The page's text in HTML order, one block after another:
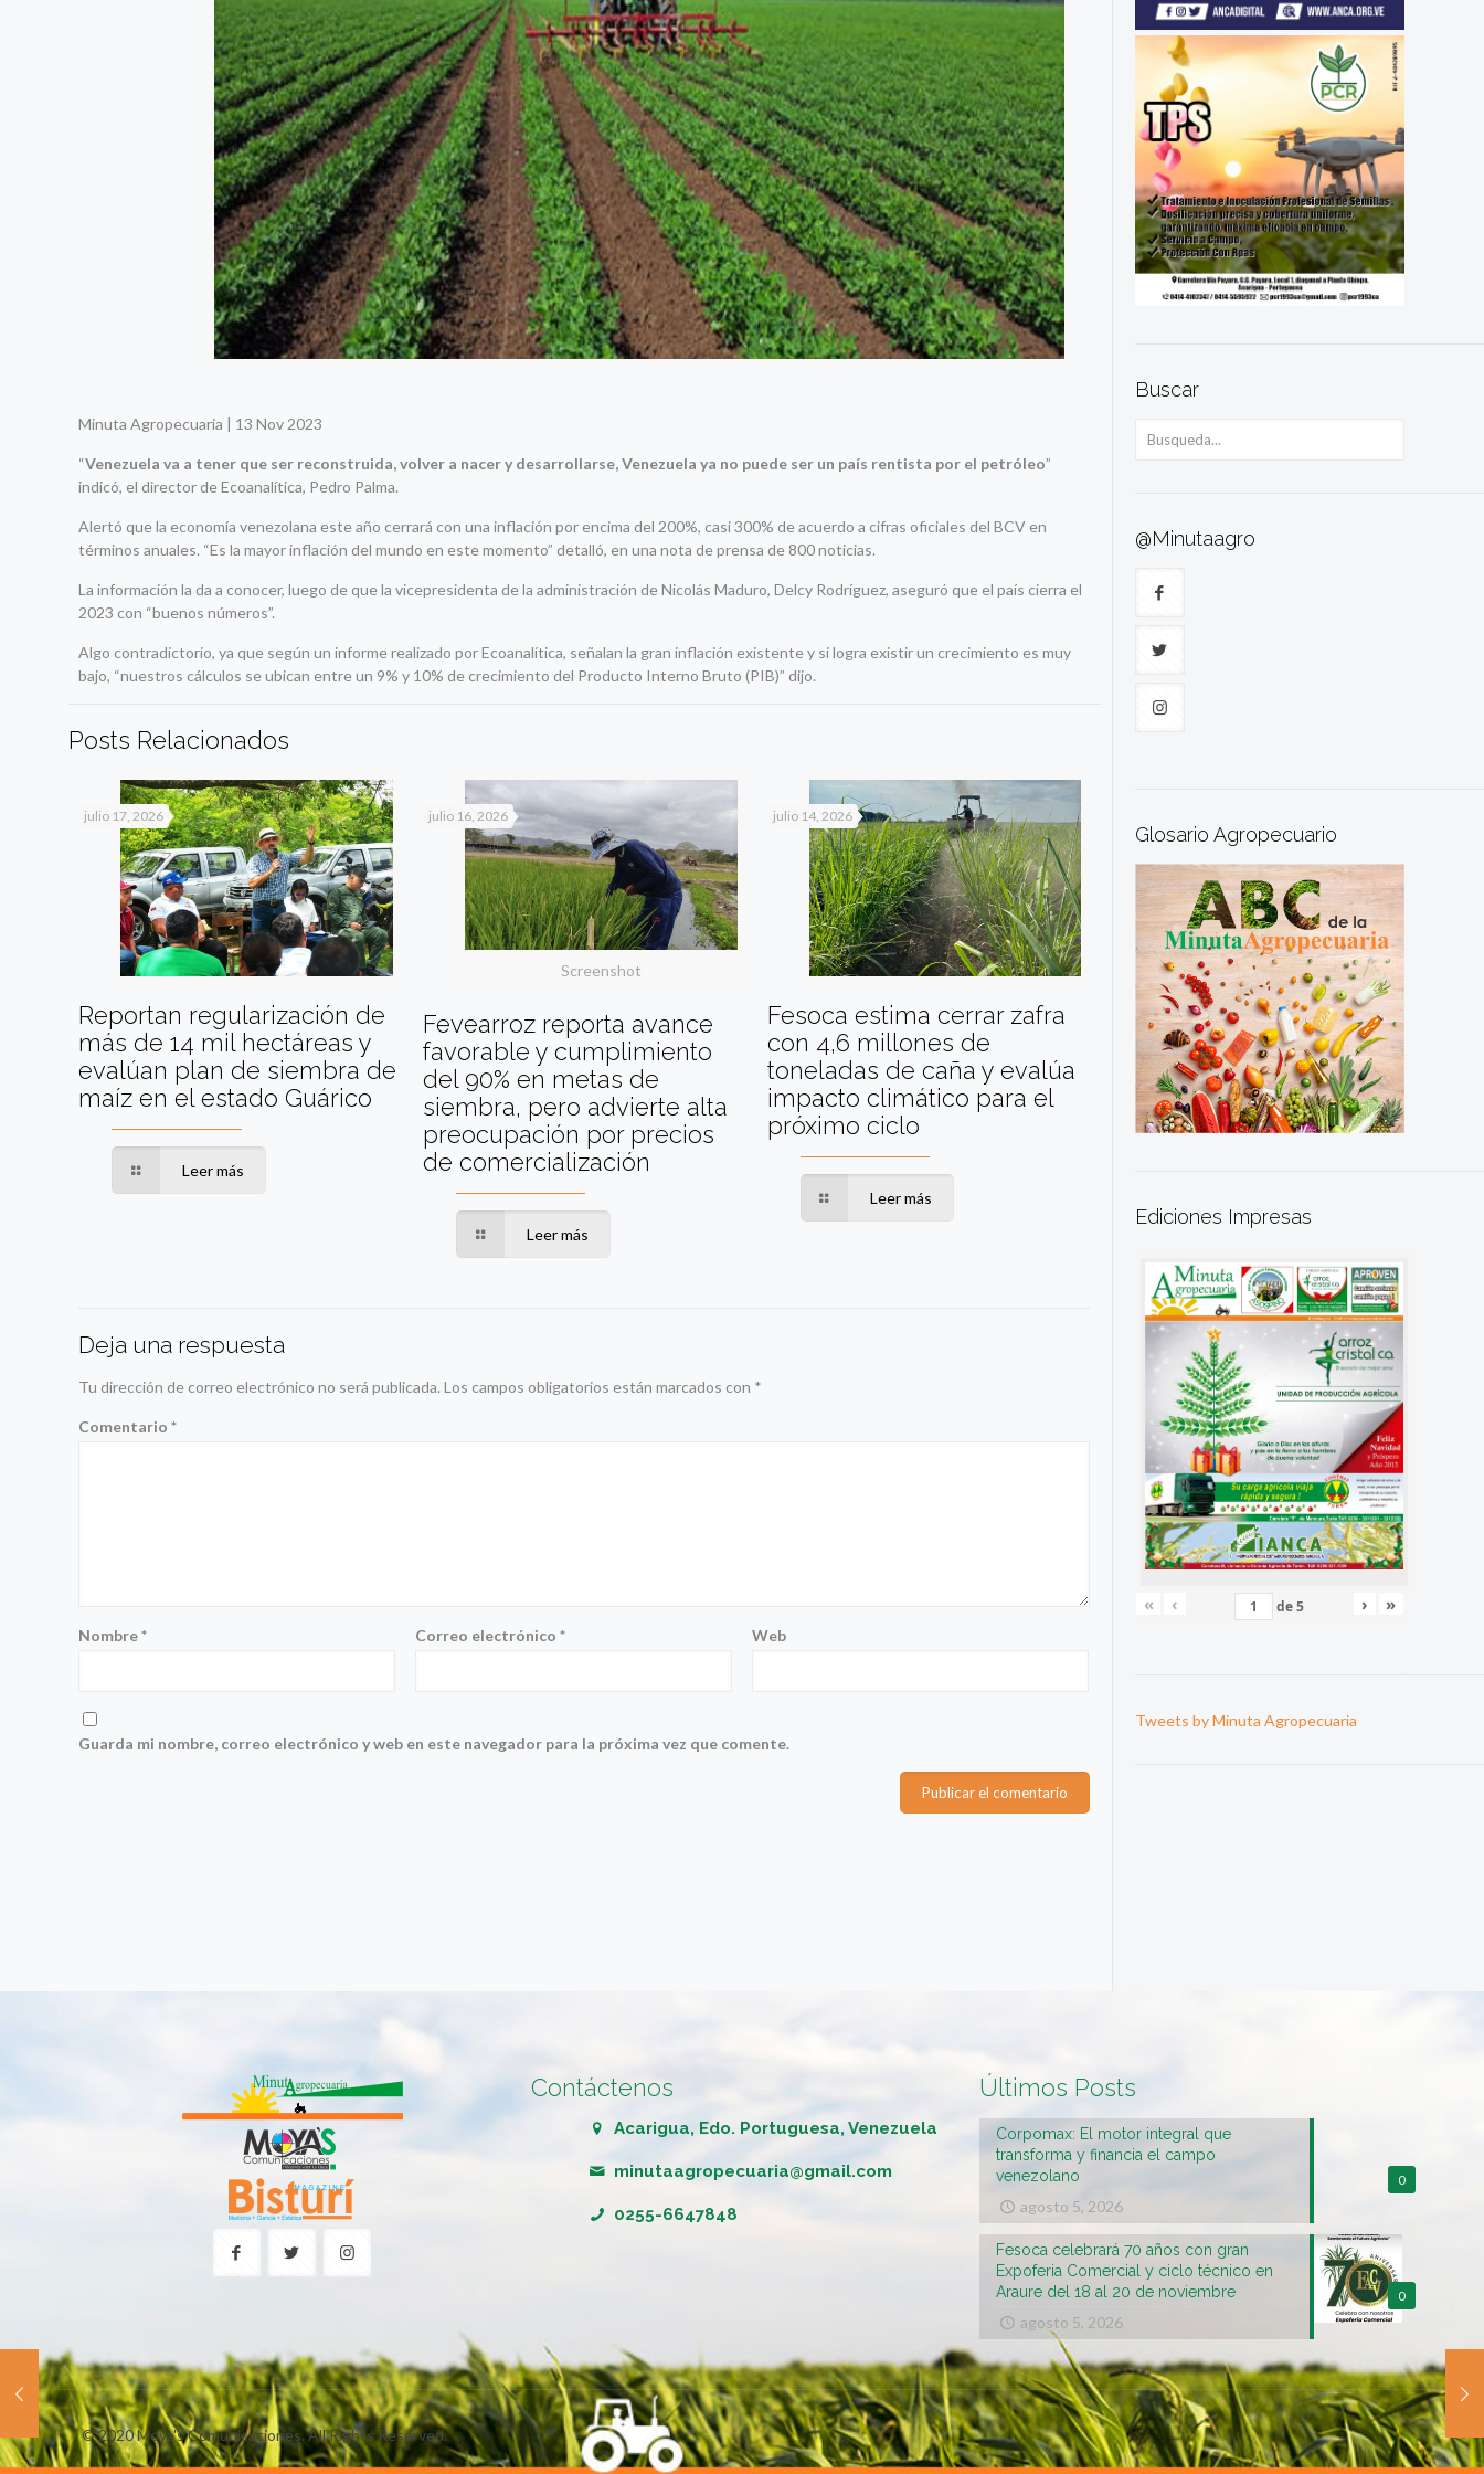
Minuta Agropecuaria | 13 Nov 2023
“Venezuela va a tener que ser reconstruida, volver a nacer y desarrollarse, Venezuela ya no puede ser un país rentista por el petróleo”
indicó, el director de Ecoanalítica, Pedro Palma.
Alertó que la economía venezolana este año cerrará con una inflación por encima del 200%, casi 300% de acuerdo a cifras oficiales del BCV en
términos anuales. “Es la mayor inflación del mundo en este momento” detalló, en una nota de prensa de 800 noticias.
La información la da a conocer, luego de que la vicepresidenta de la administración de Nicolás Maduro, Delcy Rodríguez, aseguró que el país cierra el
2023 con “buenos números”.
Algo contradictorio, ya que según un informe realizado por Ecoanalítica, señalan la gran inflación existente y si logra existir un crecimiento es muy
bajo, “nuestros cálculos se ubican entre un 9% y 10% de crecimiento del Producto Interno Bruto (PIB)” dijo.
Posts Relacionados
julio 17, 2026
Reportan regularización de
más de 14 mil hectáreas y
evalúan plan de siembra de
maíz en el estado Guárico
Leer más
Screenshot
julio 16, 2026
Fevearroz reporta avance
favorable y cumplimiento
del 90% en metas de
siembra, pero advierte alta
preocupación por precios
de comercialización
Leer más
julio 14, 2026
Fesoca estima cerrar zafra
con 4,6 millones de
toneladas de caña y evalúa
impacto climático para el
próximo ciclo
Leer más
Deja una respuesta
Tu dirección de correo electrónico no será publicada. Los campos obligatorios están marcados con *
Comentario*
Nombre* Correo electrónico* Web
Guarda mi nombre, correo electrónico y web en este navegador para la próxima vez que comente.
Buscar
@Minutaagro
Glosario Agropecuario
Ediciones Impresas
« ‹ de5 › »
Tweets by Minuta Agropecuaria
Contáctenos
Acarigua, Edo. Portuguesa, Venezuela
minutaagropecuaria@gmail.com
0255-6647848
Últimos Posts
0
Corpomax: El motor integral que
transforma y financia el campo
venezolano
agosto 5, 2026
0
Fesoca celebrará 70 años con gran
Expoferia Comercial y ciclo técnico en
Araure del 18 al 20 de noviembre
agosto 5, 2026
© 2020 Moya's Comunicaciones. All Rights Reserved.